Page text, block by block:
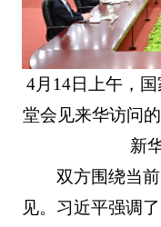
4月14日上午，
堂会见来华访问
新
双方围绕当
见。习近平强调